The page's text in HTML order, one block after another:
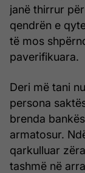
janë thirrur
qendrën e
të mos
paverifikuara.
Deri më tani
persona
brenda
armatosur.
qarkulluar
tashmë në